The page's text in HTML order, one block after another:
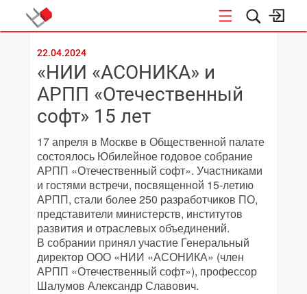
22.04.2024
«НИИ «АСОНИКА» и
АРПП «Отечественный
софт» 15 лет
17 апреля в Москве в Общественной палате
состоялось Юбилейное годовое собрание
АРПП «Отечественный софт». Участниками
и гостями встречи, посвященной 15-летию
АРПП, стали более 250 разработчиков ПО,
представители министерств, институтов
развития и отраслевых объединений.
В собрании принял участие Генеральный
директор ООО «НИИ «АСОНИКА» (член
АРПП «Отечественный софт»), профессор
Шалумов Александр Славович.